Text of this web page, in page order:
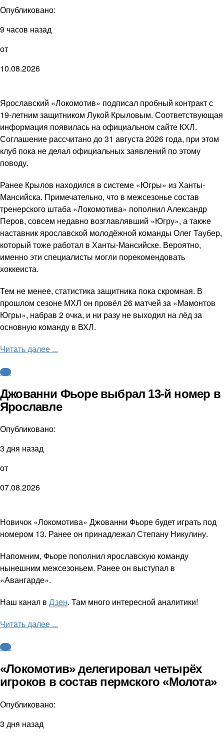
Опубликовано:
9 часов назад
от
10.08.2026
Ярославский «Локомотив» подписал пробный контракт с
19-летним защитником Лукой Крыловым. Соответствующая
информация появилась на официальном сайте КХЛ.
Соглашение рассчитано до 31 августа 2026 года, при этом
клуб пока не делал официальных заявлений по этому
поводу.
Ранее Крылов находился в системе «Югры» из Ханты-
Мансийска. Примечательно, что в межсезонье состав
тренерского штаба «Локомотива» пополнил Александр
Перов, совсем недавно возглавлявший «Югру», а также
наставник ярославской молодёжной команды Олег Таубер,
который тоже работал в Ханты-Мансийске. Вероятно,
именно эти специалисты могли порекомендовать
хоккеиста.
Тем не менее, статистика защитника пока скромная. В
прошлом сезоне МХЛ он провёл 26 матчей за «Мамонтов
Югры», набрав 2 очка, и ни разу не выходил на лёд за
основную команду в ВХЛ.
Читать далее ...
КХЛ
Джованни Фьоре выбрал 13-й номер в
Ярославле
Опубликовано:
3 дня назад
от
07.08.2026
Новичок «Локомотива» Джованни Фьоре будет играть под
номером 13. Ранее он принадлежал Степану Никулину.
Напомним, Фьоре пополнил ярославскую команду
нынешним межсезоньем. Ранее он выступал в
«Авангарде».
Наш канал в Дзен. Там много интересной аналитики!
Читать далее ...
КХЛ
«Локомотив» делегировал четырёх
игроков в состав пермского «Молота»
Опубликовано:
3 дня назад